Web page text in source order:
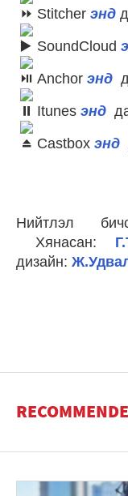
Stitcher энд
SoundCloud
Anchor энд
Itunes энд
Castbox энд
Нийтлэл
Хянасан:
дизайн: